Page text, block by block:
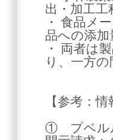
出・加工工
・ 食品メ
品への添
・ 両者は
り、一方
【参考：
① プベル